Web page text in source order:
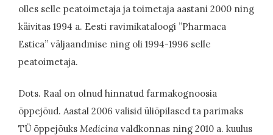
olles selle peatoimetaja ja toimetaja aastani 2000 ning
käivitas 1994 a. Eesti ravimikataloogi ”Pharmaca
Estica” väljaandmise ning oli 1994-1996 selle
peatoimetaja.
Dots. Raal on olnud hinnatud farmakognoosia
õppejõud. Aastal 2006 valisid üliõpilased ta parimaks
TÜ õppejõuks Medicina valdkonnas ning 2010 a. kuulus